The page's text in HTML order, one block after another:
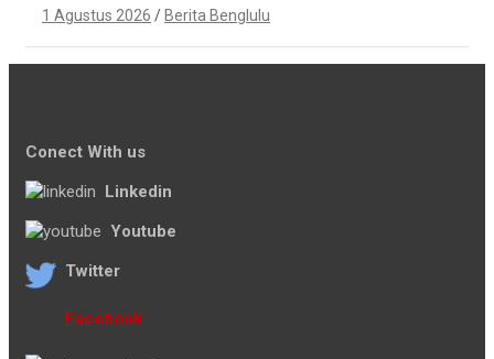
1 Agustus 2026 Berita Benglulu
Conect With us
Linkedin
Youtube
Twitter
Facebook